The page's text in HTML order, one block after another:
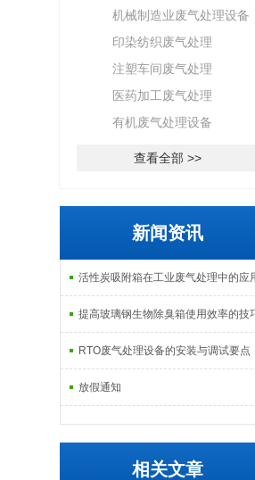
机械制造业废气处理设备
印染纺织废气处理
注塑车间废气处理
医药加工废气处理
有机废气处理设备
查看全部 >>
新闻资讯
活性炭吸附箱在工业废气处理中的应
提高玻璃钢生物除臭箱使用效率的技
RTO废气处理设备的安装与调试要点
放假通知
相关文章